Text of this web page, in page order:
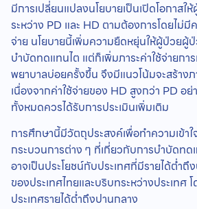
มีการเปลี่ยนแปลงนโยบายเป็นเปิดโอกาสใ
ระหว่าง PD และ HD ตามต้องการโดยไม่
จ่าย นโยบายนี้เพิ่มความยืดหยุ่นให้ผู้ป่วยผู้ป่
บำบัดทดแทนไต แต่ก็เพิ่มภาระค่าใช้จ่ายกา
พยาบาลบ่อยครั้งขึ้น จึงมีแนวโน้มจะสร้าง
เนื่องจากค่าใช้จ่ายของ HD สูงกว่า PD อ
ทั้งหมดควรได้รับการประเมินเพิ่มเติม
การศึกษานี้มีวัตถุประสงค์เพื่อทำความเข้า
กระบวนการต่าง ๆ ที่เกี่ยวกับการบำบัดทด
อาจเป็นประโยชน์กับประเทศที่มีรายได้ต่ำ
ของประเทศไทยและบริบทระหว่างประเทศ
ประเทศรายได้ต่ำถึงปานกลาง